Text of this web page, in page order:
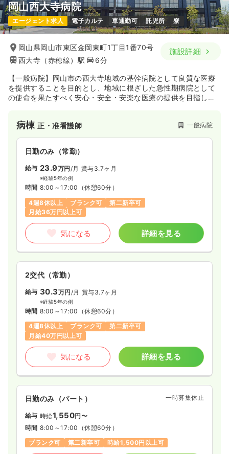
日勤のみ（常勤） 一時募集休止
給与 18.5〜29.8万円/月 賞与2.2ヶ月
※一例
時間 8:30～17:00（休憩60分）
日祝休み
第二新卒可 月給29万円以上可
気になる 詳細を見る
※一例
8:30～17:00
気になる
岡山西大寺病院
エージェント求人 電子カルテ 車通勤可 託児所 寮
岡山県岡山市東区金岡東町1丁目1番70号
西大寺（赤穂線）駅
6分
施設詳細
【一般病院】岡山市の西大寺地域の基幹病院として良質な医療
を提供することを目的とし、地域に根ざした急性期病院として
の使命を果たすべく安心・安全・安楽な医療の提供を目指し診
役割、地域連携パスによる大腿骨頚部骨折、脳梗塞患者様への
地域ぐるみの医療活動など地域医療支援の活動を活発に行って
おります。
病棟正・准看護師 一般病院
日勤のみ（常勤）
給与 23.9万円/月 賞与3.7ヶ月
※経験5年の例
時間 8:00～17:00 （休憩60分）
4週8休以上
ブランク可
第二新卒可
月給36万円以上可
気になる 詳細を見る
2交代（常勤）
給与 30.3万円/月 賞与3.7ヶ月
※経験5年の例
時間 8:00～17:00 （休憩60分）
4週8休以上
ブランク可
第二新卒可
月給40万円以上可
気になる 詳細を見る
日勤のみ（パート） 一時募集休止
給与 時給1,550円〜
時間 8:00～17:00 （休憩60分）
ブランク可
第二新卒可 時給1,500円以上可